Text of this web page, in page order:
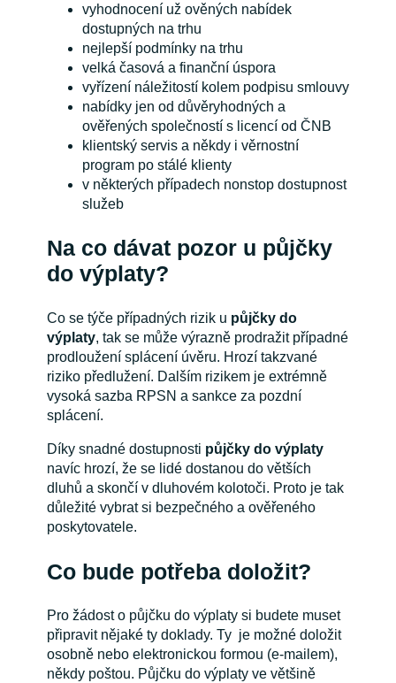
vyhodnocení už ověných nabídek
dostupných na trhu
nejlepší podmínky na trhu
velká časová a finanční úspora
vyřízení náležitostí kolem podpisu smlouvy
nabídky jen od důvěryhodných a
ověřených společností s licencí od ČNB
klientský servis a někdy i věrnostní
program po stálé klienty
v některých případech nonstop dostupnost
služeb
Na co dávat pozor u půjčky
do výplaty?
Co se týče případných rizik u půjčky do
výplaty, tak se může výrazně prodražit případné
prodloužení splácení úvěru. Hrozí takzvané
riziko předlužení. Dalším rizikem je extrémně
vysoká sazba RPSN a sankce za pozdní
splácení.
Díky snadné dostupnosti půjčky do výplaty
navíc hrozí, že se lidé dostanou do větších
dluhů a skončí v dluhovém kolotoči. Proto je tak
důležité vybrat si bezpečného a ověřeného
poskytovatele.
Co bude potřeba doložit?
Pro žádost o půjčku do výplaty si budete muset
připravit nějaké ty doklady. Ty je možné doložit
osobně nebo elektronickou formou (e-mailem),
někdy poštou. Půjčku do výplaty ve většině